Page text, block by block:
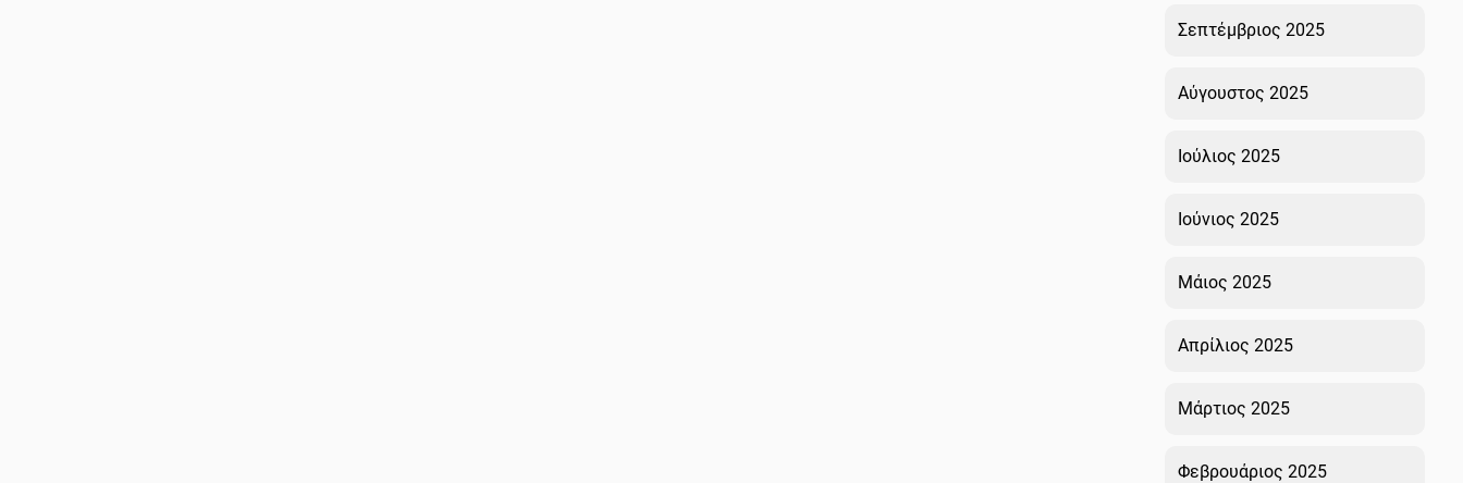
Σεπτέμβριος 2025
Αύγουστος 2025
Ιούλιος 2025
Ιούνιος 2025
Μάιος 2025
Απρίλιος 2025
Μάρτιος 2025
Φεβρουάριος 2025